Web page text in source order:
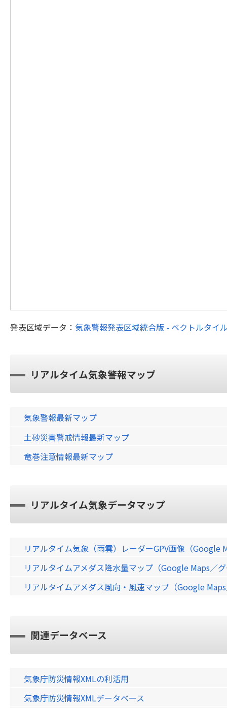
発表区域データ： 気象警報発表区域統合版 - ベクトルタイ
リアルタイム気象警報マップ
気象警報最新マップ
土砂災害警戒情報最新マップ
竜巻注意情報最新マップ
リアルタイム気象データマップ
リアルタイム気象（雨雲）レーダーGPV画像（Google
リアルタイムアメダス降水量マップ（Google Maps／
リアルタイムアメダス風向・風速マップ（Google
関連データベース
気象庁防災情報XMLの利活用
気象庁防災情報XMLデータベース